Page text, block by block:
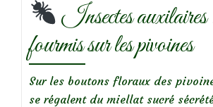
Insectes
fourmis sur les pivoines
Sur les boutons floraux des
se régalent du miellat sucré